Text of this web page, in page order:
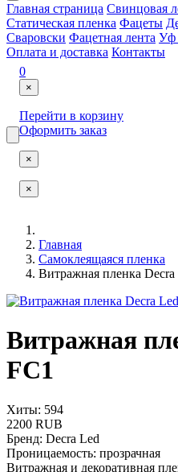
Главная страница Свинцовая
Статическая пленка Фацеты
Сваровски Фацетная лента Уф
Оплата и доставка Контакты
0
×
Перейти в корзину
Оформить заказ
×
×
Главная
Самоклеящаяся пленка
Витражная пленка Decra
Витражная
FC1
Хиты: 594
2200 RUB
Бренд: Decra Led
Проницаемость: прозрачная
Витражная и декоративная